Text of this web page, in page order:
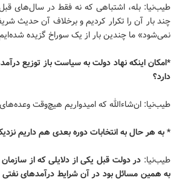
طیب‌نیا: بله، اشتباهی که نه فقط در سال‌های
چند بار آن را تکرار کردیم و برخلاف آن حدیث
نمی‌شود» ما چندین بار از یک سوراخ گزیده
*امکان اینکه نهاد دولت به سیاست‌ باز توزیع
دارد؟
طیب‌نیا: ان‌شاءالله که امیدواریم هیچ‌وقت
* به هر حال به انتخابات دوره بعدی هم داریم
طیب‌نیا: در دولت‌‌ قبل یکی از دلایلی که از
به همین مسائل بود در آن شرایط درآمدهای